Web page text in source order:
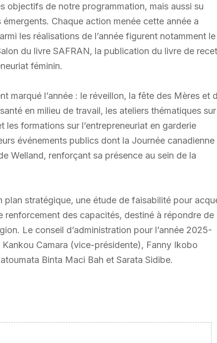
objectifs de notre programmation, mais aussi su
Chaque action menée cette année a
les réalisations de l’année figurent notamment le
du livre SAFRAN, la publication du livre de
féminin.
marqué l’année : le réveillon, la fête des Mères et
en milieu de travail, les ateliers thématiques
formations sur l’entrepreneuriat en garderie
événements publics dont la Journée canadienne
Welland, renforçant sa présence au sein de la
plan stratégique, une étude de faisabilité pour
des capacités, destiné à répondre de
Le conseil d’administration pour l’année 2025-
Camara (vice-présidente), Fanny Ikobo
Binta Maci Bah et Sarata Sidibe.